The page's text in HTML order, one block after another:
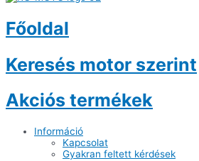
Főoldal
Keresés motor szerint
Akciós termékek
Információ
Kapcsolat
Gyakran feltett kérdések